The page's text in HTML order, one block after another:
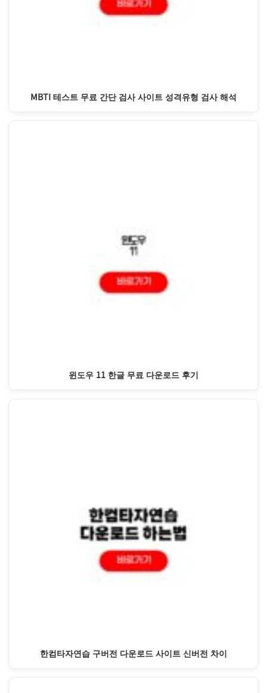
MBTI 테스트 무료 간단 검사 사이트 성격유형 검사 해석
윈도우 11 한글 무료 다운로드 후기
한컴타자연습 구버전 다운로드 사이트 신버전 차이